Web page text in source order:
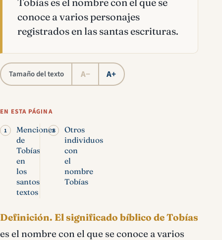
conoce a varios personajes
registrados en las santas escrituras.
Tamaño del texto A− A+
EN ESTA PÁGINA
Menciones
de
Tobías
en
los
santos
textos
Otros
individuos
con
el
nombre
Tobías
Definición. El significado bíblico de Tobías
es el nombre con el que se conoce a varios